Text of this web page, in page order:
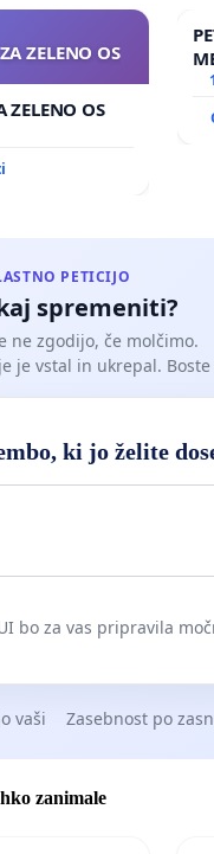
ZELENO OS
OS
PETICIJO
spremeniti?
ne zgodijo, če molčimo.
je vstal in ukrepal.
ki jo želite
bo za vas pripravila
vaši Zasebnost po
zanimale